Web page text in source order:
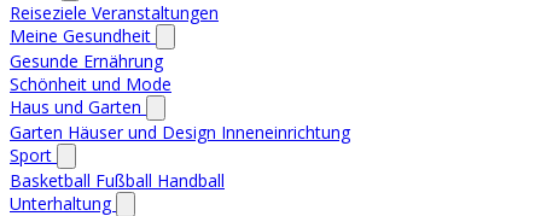
Reiseziele Veranstaltungen
Meine Gesundheit
Gesunde Ernährung
Schönheit und Mode
Haus und Garten
Garten Häuser und Design Inneneinrichtung
Sport
Basketball Fußball Handball
Unterhaltung